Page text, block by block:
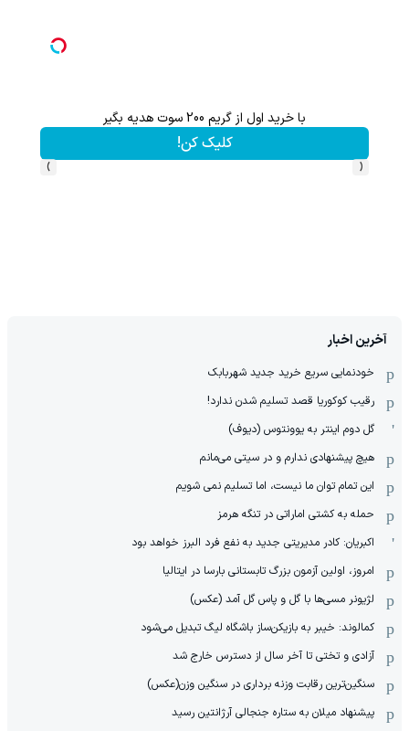
هدیه 200 سوتی با اولین خرید از گرمی،همین حالا ثبت نام کن
‹
›
آخرین اخبار
خودنمایی سریع خرید جدید شهربابک
رقیب کوکوریا قصد تسلیم شدن ندارد!
گل دوم اینتر به یوونتوس (دیوف)
هیچ پیشنهادی ندارم و در سیتی می‌مانم
این تمام توان ما نیست، اما تسلیم نمی شویم
حمله به کشتی اماراتی در تنگه هرمز
اکبریان: کادر مدیریتی جدید به نفع فرد البرز خواهد بود
امروز، اولین آزمون بزرگ تابستانی بارسا در ایتالیا
لژیونر مسی‌ها با گل و پاس گل آمد (عکس)
کمالوند: خیبر به بازیکن‌ساز باشگاه لیگ تبدیل می‌شود
آزادی و تختی تا آخر سال از دسترس خارج شد
سنگین‌ترین رقابت وزنه برداری در سنگین وزن(عکس)
پیشنهاد میلان به ستاره جنجالی آرژانتین رسید